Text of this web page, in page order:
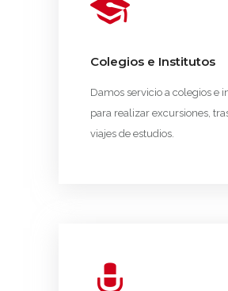
Colegios e Institutos
Damos servicio a colegios e
para realizar excursiones,
viajes de estudios.